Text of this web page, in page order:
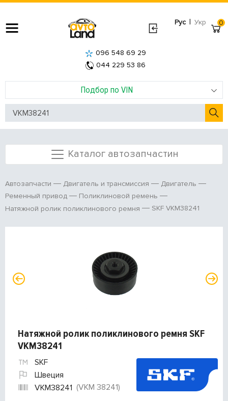
Рус | Укр
Подбор по VIN
096 548 69 29
044 229 53 86
0
Каталог автозапчастин
Автозапчасти Двигатель и трансмиссия
Двигатель
Ременный привод
Поликлиновой ремень
Натяжной ролик поликлинового ремня
SKF VKM38241
Натяжной ролик поликлинового ремня SKF
VKM38241
SKF
Швеция
VKM38241 (VKM 38241)